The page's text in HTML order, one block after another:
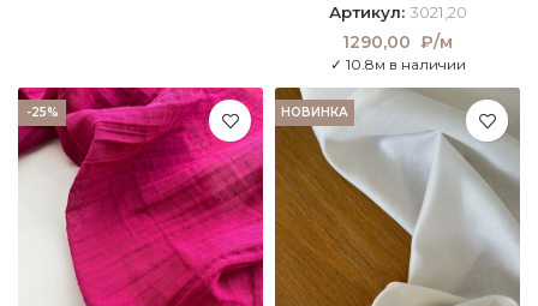
Артикул: 3021,20
1290,00 ₽/м
✓ 10.8м в наличии
-25% НОВИНКА